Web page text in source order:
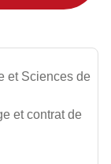
et Sciences de
et contrat de